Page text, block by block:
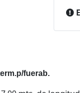
fuerab.